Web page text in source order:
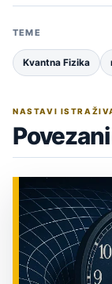
TEME
Kvantna Fizika
NASTAVI